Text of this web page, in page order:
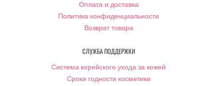
Оплата и доставка
Политика конфиденциальности
Возврат товара
СЛУЖБА ПОДДЕРЖКИ
Система корейского ухода за кожей
Сроки годности косметики